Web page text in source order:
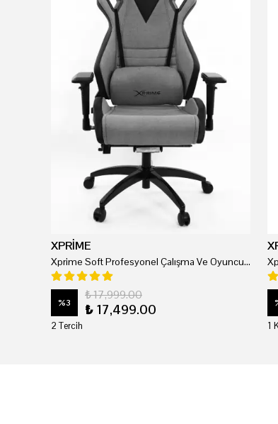
XPRİME
Xprime Soft Profesyonel Çalışma Ve Oyuncu Koltuğu
%3
₺ 17,999.00
₺ 17,499.00
2 Tercih 1